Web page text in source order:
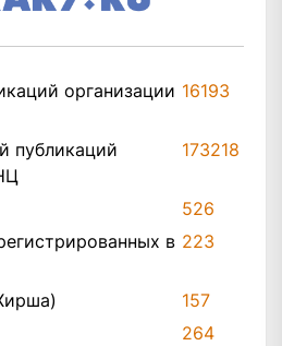
организации 16193
публикаций
173218
526
в 223
157
264